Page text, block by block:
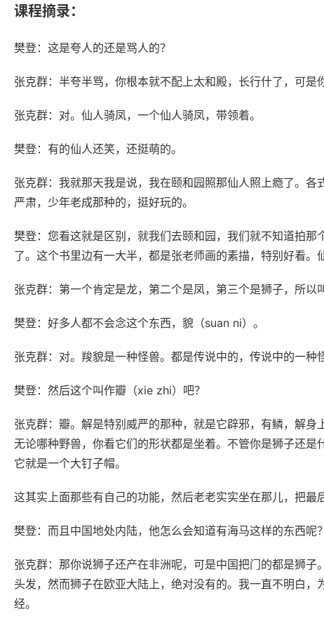
课程摘录：
樊登：这是夸人的还是骂人的？
张克群：半夸半骂，你根本就不配上太和殿，长行什了，可是
张克群：对。仙人骑凤，一个仙人骑凤，带领着。
樊登：有的仙人还笑，还挺萌的。
张克群：我就那天我是说，我在颐和园照那仙人照上瘾了。
严肃，少年老成那种的，挺好玩的。
樊登：您看这就是区别，就我们去颐和园，我们就不知道拍
了。这个书里边有一大半，都是张老师画的素描，特别好看。
张克群：第一个肯定是龙，第二个是凤，第三个是狮子，所以
樊登：好多人都不会念这个东西，貌（suan ni）。
张克群：对。羧貌是一种怪兽。都是传说中的，传说中的一种
樊登：然后这个叫作瓣（xie zhi）吧？
张克群：瓣。解是特别威严的那种，就是它辟邪，有鳞，解
无论哪种野兽，你看它们的形状都是坐着。不管你是狮子还
它就是一个大钉子帽。
这其实上面那些有自己的功能，然后老老实实坐在那儿，把最
樊登：而且中国地处内陆，他怎么会知道有海马这样的东西呢？
张克群：那你说狮子还产在非洲呢，可是中国把门的都是狮
头发，然而狮子在欧亚大陆上，绝对没有的。我一直不明白
经。